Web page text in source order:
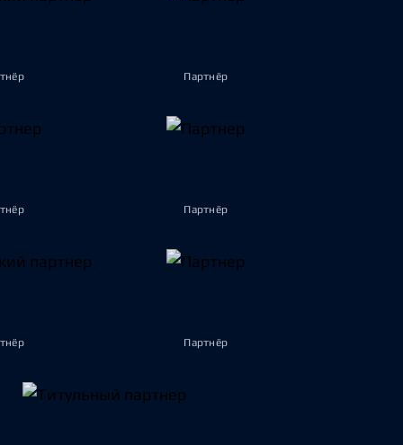
Партнёр
Партнёр
Партнёр